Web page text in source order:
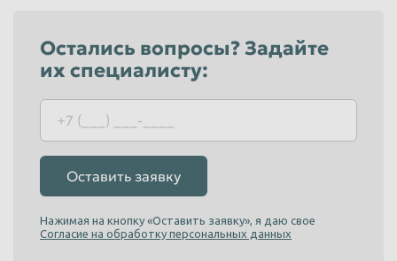
Остались вопросы? Задайте
их специалисту:
Оставить заявку
Нажимая на кнопку «Оставить заявку», я даю свое
Согласие на обработку персональных данных